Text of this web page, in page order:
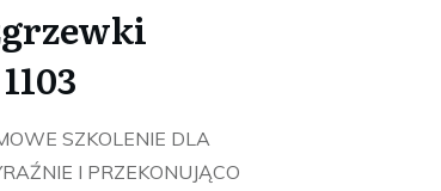
SZKOLENIE DLA
I PRZEKONUJĄCO